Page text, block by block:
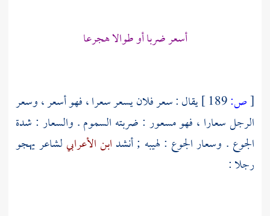
أسعر ضربا أو طوالا هجرعا
[ص:
يقال : سعر فلان يسعر سعرا ، فهو أسعر ، وسعر
الرجل سعارا ، فهو مسعور : ضربته السموم . والسعار : شدة
الجوع . وسعار الجوع : لهيبه ; أنشدابن الأعرابيلشاعر يهجو
رجلا :